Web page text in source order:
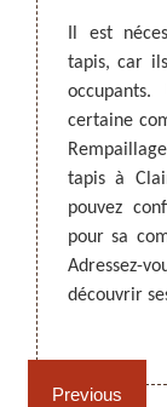
chaises et
Previous
le
Si
bien
lui
très
et
Il est
tapis, car
certaine
tapis à
pouvez
pour sa
Adressez-
découvrir